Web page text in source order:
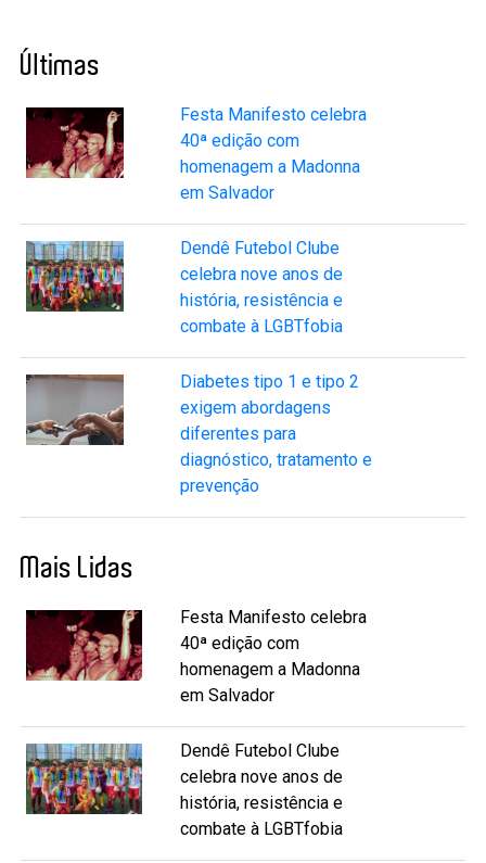
Últimas
Festa Manifesto celebra
40ª edição com
homenagem a Madonna
em Salvador
Dendê Futebol Clube
celebra nove anos de
história, resistência e
combate à LGBTfobia
Diabetes tipo 1 e tipo 2
exigem abordagens
diferentes para
diagnóstico, tratamento e
prevenção
Mais Lidas
Festa Manifesto celebra
40ª edição com
homenagem a Madonna
em Salvador
Dendê Futebol Clube
celebra nove anos de
história, resistência e
combate à LGBTfobia